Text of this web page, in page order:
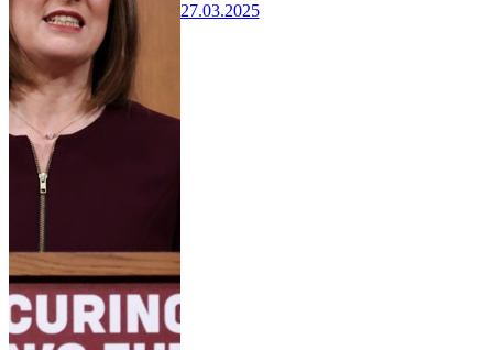
27.03.2025